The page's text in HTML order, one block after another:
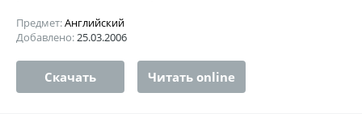
Предмет:Английский
Добавлено:25.03.2006
Скачать Читать online